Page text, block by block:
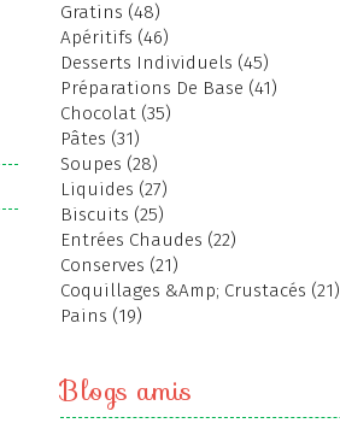
Gratins (48)
Apéritifs (46)
Desserts Individuels (45)
Préparations De Base (41)
Chocolat (35)
Pâtes (31)
Soupes (28)
Liquides (27)
Biscuits (25)
Entrées Chaudes (22)
Conserves (21)
Coquillages &Amp; Crustacés (21)
Pains (19)
Blogs amis